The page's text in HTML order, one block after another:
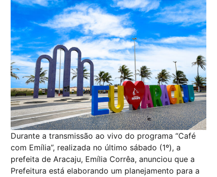
Durante a transmissão ao vivo do programa “Café
com Emília”, realizada no último sábado (1º), a
prefeita de Aracaju, Emília Corrêa, anunciou que a
Prefeitura está elaborando um planejamento para a